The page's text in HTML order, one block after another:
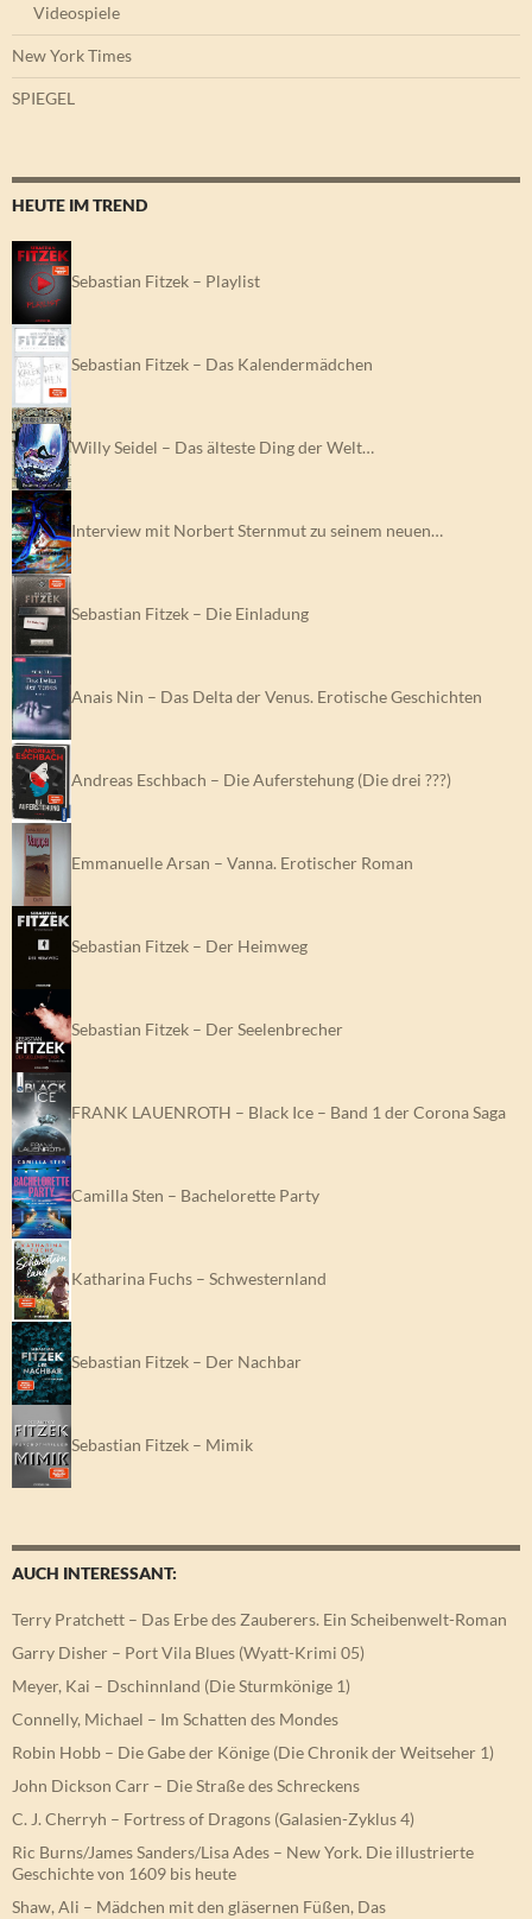
Videospiele
New York Times
SPIEGEL
HEUTE IM TREND
Sebastian Fitzek – Playlist
Sebastian Fitzek – Das Kalendermädchen
Willy Seidel – Das älteste Ding der Welt…
Interview mit Norbert Sternmut zu seinem neuen…
Sebastian Fitzek – Die Einladung
Anais Nin – Das Delta der Venus. Erotische Geschichten
Andreas Eschbach – Die Auferstehung (Die drei ???)
Emmanuelle Arsan – Vanna. Erotischer Roman
Sebastian Fitzek – Der Heimweg
Sebastian Fitzek – Der Seelenbrecher
FRANK LAUENROTH – Black Ice – Band 1 der Corona Saga
Camilla Sten – Bachelorette Party
Katharina Fuchs – Schwesternland
Sebastian Fitzek – Der Nachbar
Sebastian Fitzek – Mimik
AUCH INTERESSANT:
Terry Pratchett – Das Erbe des Zauberers. Ein Scheibenwelt-Roman
Garry Disher – Port Vila Blues (Wyatt-Krimi 05)
Meyer, Kai – Dschinnland (Die Sturmkönige 1)
Connelly, Michael – Im Schatten des Mondes
Robin Hobb – Die Gabe der Könige (Die Chronik der Weitseher 1)
John Dickson Carr – Die Straße des Schreckens
C. J. Cherryh – Fortress of Dragons (Galasien-Zyklus 4)
Ric Burns/James Sanders/Lisa Ades – New York. Die illustrierte
Geschichte von 1609 bis heute
Shaw, Ali – Mädchen mit den gläsernen Füßen, Das